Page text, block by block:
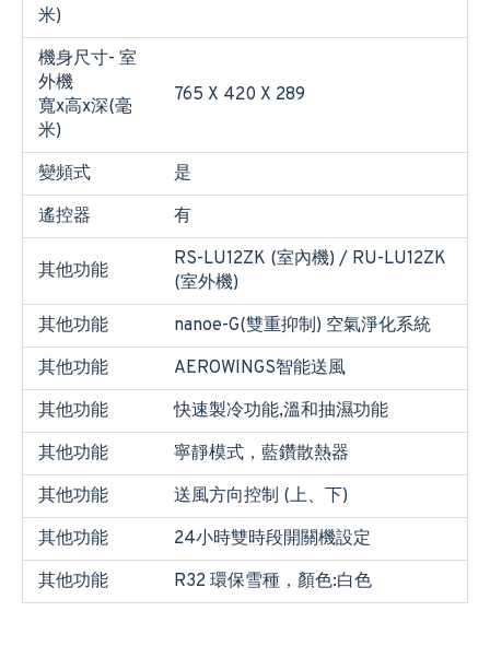
米)
機身尺寸- 室
外機
寬x高x深(毫
米)
765 X 420 X 289
變頻式
是
遙控器
有
其他功能
RS-LU12ZK (室內機) / RU-LU12ZK
(室外機)
其他功能
nanoe-G(雙重抑制) 空氣淨化系統
其他功能
AEROWINGS智能送風
其他功能
快速製冷功能,溫和抽濕功能
其他功能
寧靜模式，藍鑽散熱器
其他功能
送風方向控制 (上、下)
其他功能
24小時雙時段開關機設定
其他功能
R32 環保雪種，顏色:白色